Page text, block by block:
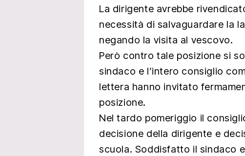
La dirigente avrebbe
necessità di salvaguardare la
negando la visita al vescovo.
Però contro tale posizione si
sindaco e l’intero consiglio
lettera hanno invitato
posizione.
Nel tardo pomeriggio il
decisione della dirigente e
scuola. Soddisfatto il sindaco